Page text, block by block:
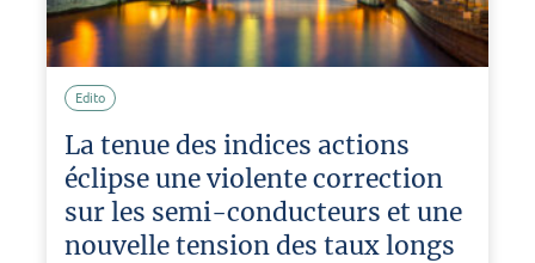
Edito
La tenue des indices actions
éclipse une violente correction
sur les semi-conducteurs et une
nouvelle tension des taux longs